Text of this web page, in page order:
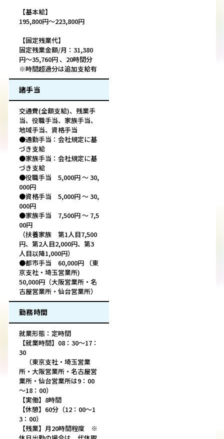
【基本給】
195,800円～223,800円
【固定残業代】
固定残業金額/月：31,380
円～35,760円 、20時間分
※時間超過分は追加支給有
諸手当
交通費(全額支給)、残業手
当、役職手当、家族手当、
地域手当、資格手当
●通勤手当：会社規定に基
づき支給
●家族手当：会社規定に基
づき支給
●役職手当 5,000円 ～ 30,
000円
●資格手当 5,000円 ～ 30,
000円
●家族手当 7,500円 ～ 7,5
00円
（扶養家族 第1人目7,500
円、第2人目2,000円、第3
人目以降1,000円）
●都市手当 60,000円 （東
京支社・埼玉営業所)
50,000円（大阪営業所・名
古屋営業所・仙台営業所）
勤務時間
就業形態：定時間
【就業時間】08：30～17：
30
（東京支社・埼玉営業
所・大阪営業所・名古屋営
業所・仙台営業所は9：00
～18：00）
【実働】8時間
【休憩】60分（12：00～1
3：00）
【残業】月20時間程度 ※